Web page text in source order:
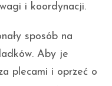
i koordynacji.
sposób na
Aby je
plecami i oprzeć o